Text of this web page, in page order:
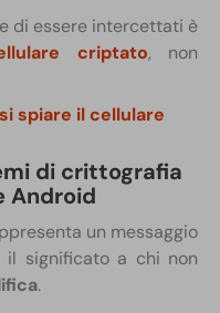
di essere intercettati è
criptato, non
spiare il cellulare
di crittografia
Android
un messaggio
il significato a chi non
.